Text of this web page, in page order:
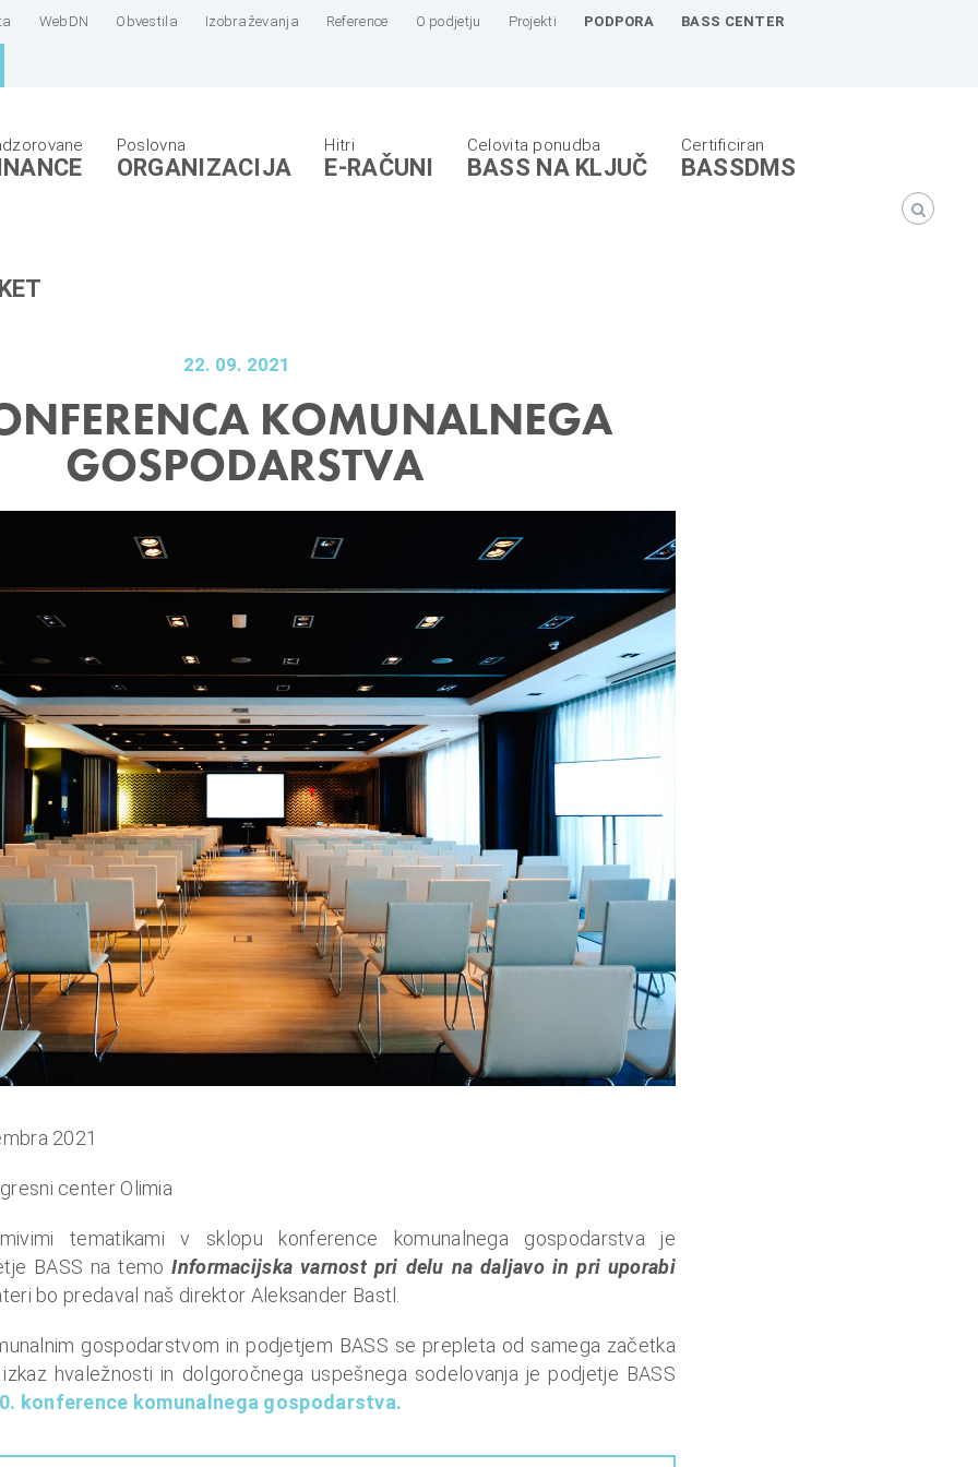
WebDN Obvestila Izobraževanja Reference O podjetju Projekti PODPORA BASS CENTER
ORGANIZACIJA E-RAČUNI BASS NA KLJUČ BASSDMS
22. 09. 2021
KOMUNALNEGA
GOSPODARSTVA
2021
center Olimia
tematikami v sklopu konference komunalnega gospodarstva je
BASS na temoInformacijska varnost pri delu na daljavo in pri uporabi
bo predaval naš direktor Aleksander Bastl.
gospodarstvom in podjetjem BASS se prepleta od samega začetka
hvaležnosti in dolgoročnega uspešnega sodelovanja je podjetje BASS
konference komunalnega gospodarstva.